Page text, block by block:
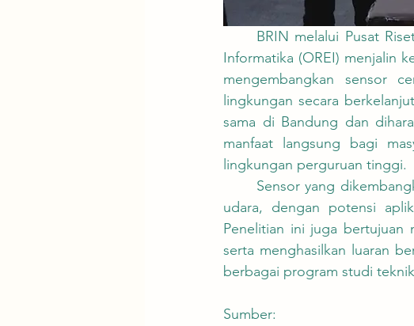
Informatika (OREI) menjalin
mengembangkan sensor
lingkungan secara
sama di Bandung dan
manfaat langsung bagi
lingkungan perguruan tinggi.
udara, dengan potensi
Penelitian ini juga bertujuan
serta menghasilkan luaran
berbagai program studi
Sumber: